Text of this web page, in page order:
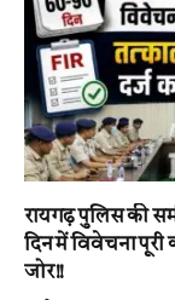
रायगढ़ पुलिस की
दिन में विवेचना
जोर!!